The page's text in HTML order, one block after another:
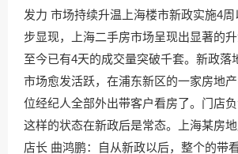
发力 市场持续升温上海楼市新政实施4
步显现，上海二手房市场呈现出显著的
至今已有4天的成交量突破千套。新政落
市场愈发活跃，在浦东新区的一家房地
位经纪人全部外出带客户看房了。门店负
这样的状态在新政后是常态。上海某房
店长 曲鸿鹏：自从新政以后，整个的带